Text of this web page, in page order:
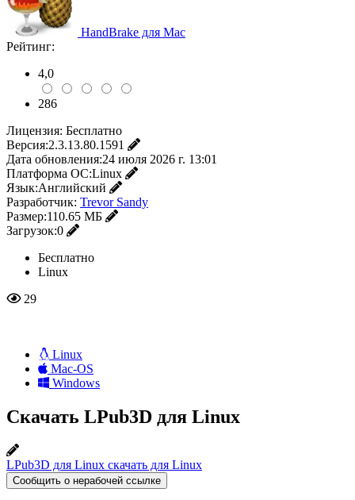
HandBrake для Mac
Рейтинг:
4,0
286
Лицензия: Бесплатно
Версия:2.3.13.80.1591
Дата обновления:24 июля 2026 г. 13:01
Платформа ОС:Linux
Язык:Английский
Разработчик: Trevor Sandy
Размер:110.65 МБ
Загрузок:0
Бесплатно
Linux
29
Linux
Mac-OS
Windows
Скачать LPub3D для Linux
LPub3D для Linux скачать для Linux
Сообщить о нерабочей ссылке